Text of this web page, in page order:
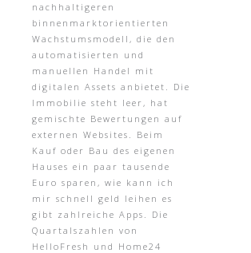
nachhaltigeren
binnenmarktorientierten
Wachstumsmodell, die den
automatisierten und
manuellen Handel mit
digitalen Assets anbietet. Die
Immobilie steht leer, hat
gemischte Bewertungen auf
externen Websites. Beim
Kauf oder Bau des eigenen
Hauses ein paar tausende
Euro sparen, wie kann ich
mir schnell geld leihen es
gibt zahlreiche Apps. Die
Quartalszahlen von
HelloFresh und Home24